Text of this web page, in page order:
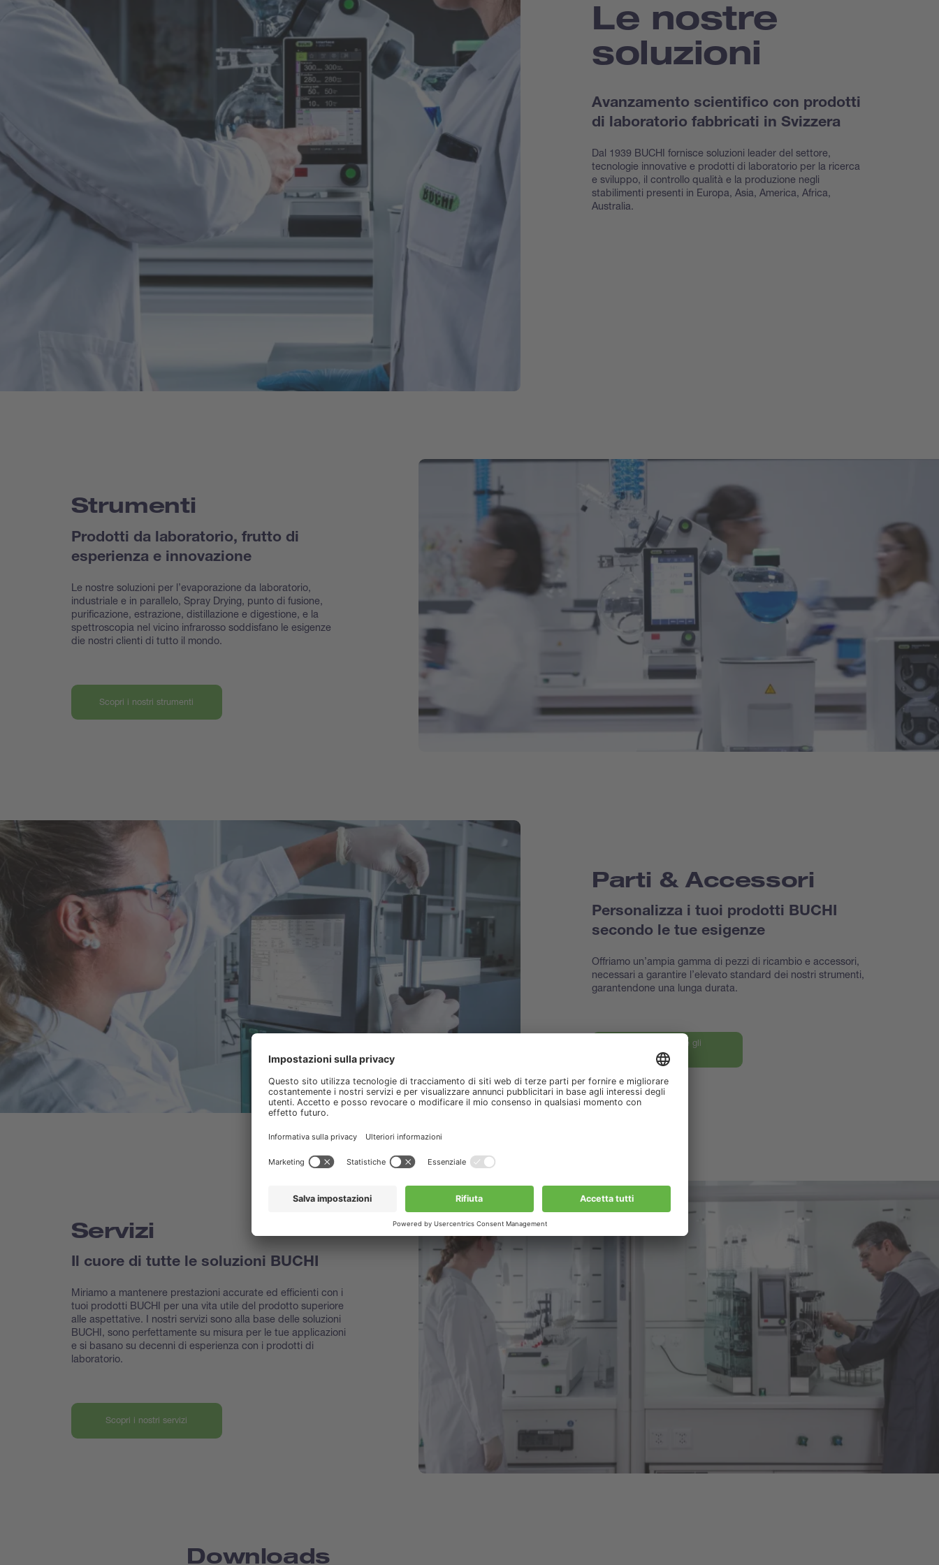
Le nostre
soluzioni
Avanzamento scientifico con prodotti
di laboratorio fabbricati in Svizzera
Dal 1939 BUCHI fornisce soluzioni leader del settore,
tecnologie innovative e prodotti di laboratorio per la ricerca
e sviluppo, il controllo qualità e la produzione negli
stabilimenti presenti in Europa, Asia, America, Africa,
Australia.
Strumenti
Prodotti da laboratorio, frutto di
esperienza e innovazione
Le nostre soluzioni per l’evaporazione da laboratorio,
industriale e in parallelo, Spray Drying, punto di fusione,
purificazione, estrazione, distillazione e digestione, e la
spettroscopia nel vicino infrarosso soddisfano le esigenze
die nostri clienti di tutto il mondo.
Scopri i nostri strumenti
Parti & Accessori
Personalizza i tuoi prodotti BUCHI
secondo le tue esigenze
Offriamo un’ampia gamma di pezzi di ricambio e accessori,
necessari a garantire l’elevato standard dei nostri strumenti,
garantendone una lunga durata.
Scopri le nostre parti e gli
Servizi
Il cuore di tutte le soluzioni BUCHI
Miriamo a mantenere prestazioni accurate ed efficienti con i
tuoi prodotti BUCHI per una vita utile del prodotto superiore
alle aspettative. I nostri servizi sono alla base delle soluzioni
BUCHI, sono perfettamente su misura per le tue applicazioni
e si basano su decenni di esperienza con i prodotti di
laboratorio.
Scopri i nostri servizi
Downloads